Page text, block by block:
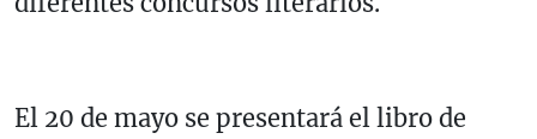
El 20 de mayo se presentará el libro de